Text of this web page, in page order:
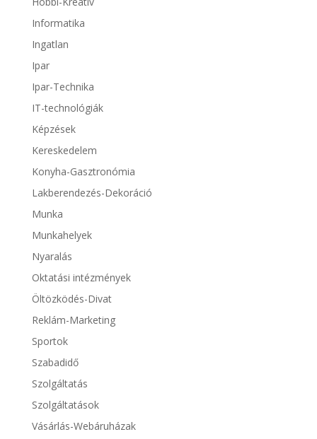
Informatika
Ingatlan
Ipar
Ipar-Technika
IT-technológiák
Képzések
Kereskedelem
Konyha-Gasztronómia
Lakberendezés-Dekoráció
Munka
Munkahelyek
Nyaralás
Oktatási intézmények
Öltözködés-Divat
Reklám-Marketing
Sportok
Szabadidő
Szolgáltatás
Szolgáltatások
Vásárlás-Webáruházak